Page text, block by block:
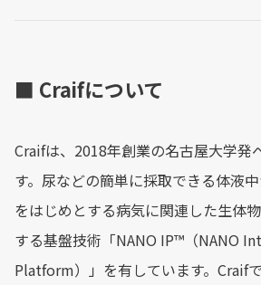
■ Craifについて
Craifは、2018年創業の名古屋大学発
す。尿などの簡単に採取できる体液
をはじめとする病気に関連した生体
する基盤技術「NANO IP™（NANO
Platform）」を有しています。Craif